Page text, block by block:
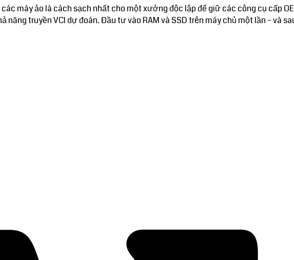
các máy ảo là cách sạch nhất cho một xưởng độc lập để giữ các công cụ cấp
năng truyền VCI dự đoán. Đầu tư vào RAM và SSD trên máy chủ một lần – và